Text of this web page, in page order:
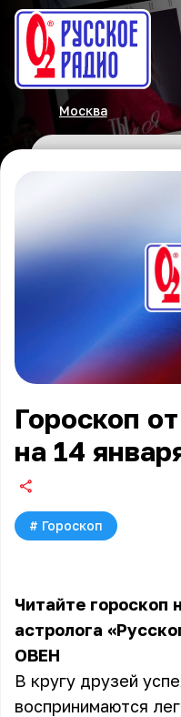
Москва
Гороскоп
на 14
# Гороскоп
Читайте гороскоп
астролога
ОВЕН
В кругу друзей
воспринимаются